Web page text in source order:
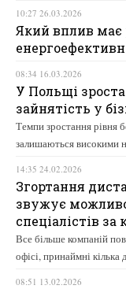
10:27 26.03.2026
Який вплив має
08:34 16.03.2026
У Польщі
зайнятість у
Темпи зростання рівня
залишаються високими
14:35 24.02.2026
Згортання
звужує
спеціалістів
Все більше компаній
офісі, принаймні кілька
08:51 13.02.2026